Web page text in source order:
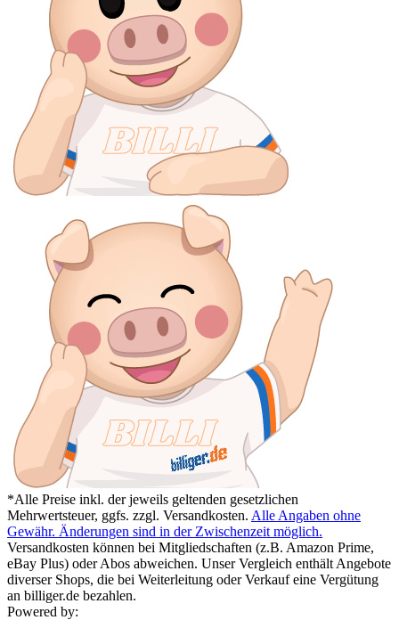
*Alle Preise inkl. der jeweils geltenden gesetzlichen
Mehrwertsteuer, ggfs. zzgl. Versandkosten. Alle Angaben ohne
Gewähr. Änderungen sind in der Zwischenzeit möglich.
Versandkosten können bei Mitgliedschaften (z.B. Amazon Prime,
eBay Plus) oder Abos abweichen. Unser Vergleich enthält Angebote
diverser Shops, die bei Weiterleitung oder Verkauf eine Vergütung
an billiger.de bezahlen.
Powered by: